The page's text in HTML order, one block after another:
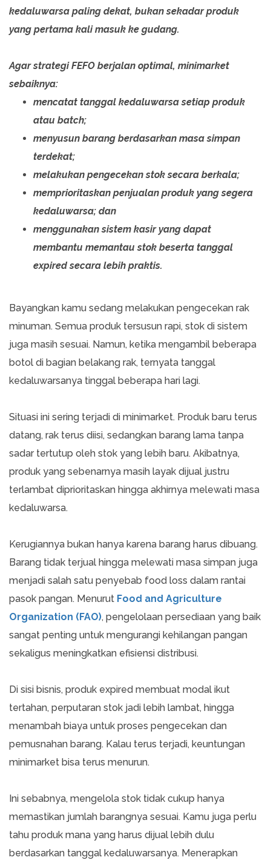
kedaluwarsa paling dekat, bukan sekadar produk
yang pertama kali masuk ke gudang.
Agar strategi FEFO berjalan optimal, minimarket
sebaiknya:
mencatat tanggal kedaluwarsa setiap produk
atau batch;
menyusun barang berdasarkan masa simpan
terdekat;
melakukan pengecekan stok secara berkala;
memprioritaskan penjualan produk yang segera
kedaluwarsa; dan
menggunakan sistem kasir yang dapat
membantu memantau stok beserta tanggal
expired secara lebih praktis.
Bayangkan kamu sedang melakukan pengecekan rak
minuman. Semua produk tersusun rapi, stok di sistem
juga masih sesuai. Namun, ketika mengambil beberapa
botol di bagian belakang rak, ternyata tanggal
kedaluwarsanya tinggal beberapa hari lagi.
Situasi ini sering terjadi di minimarket. Produk baru terus
datang, rak terus diisi, sedangkan barang lama tanpa
sadar tertutup oleh stok yang lebih baru. Akibatnya,
produk yang sebenarnya masih layak dijual justru
terlambat diprioritaskan hingga akhirnya melewati masa
kedaluwarsa.
Kerugiannya bukan hanya karena barang harus dibuang.
Barang tidak terjual hingga melewati masa simpan juga
menjadi salah satu penyebab food loss dalam rantai
pasok pangan. Menurut Food and Agriculture
Organization (FAO), pengelolaan persediaan yang baik
sangat penting untuk mengurangi kehilangan pangan
sekaligus meningkatkan efisiensi distribusi.
Di sisi bisnis, produk expired membuat modal ikut
tertahan, perputaran stok jadi lebih lambat, hingga
menambah biaya untuk proses pengecekan dan
pemusnahan barang. Kalau terus terjadi, keuntungan
minimarket bisa terus menurun.
Ini sebabnya, mengelola stok tidak cukup hanya
memastikan jumlah barangnya sesuai. Kamu juga perlu
tahu produk mana yang harus dijual lebih dulu
berdasarkan tanggal kedaluwarsanya. Menerapkan